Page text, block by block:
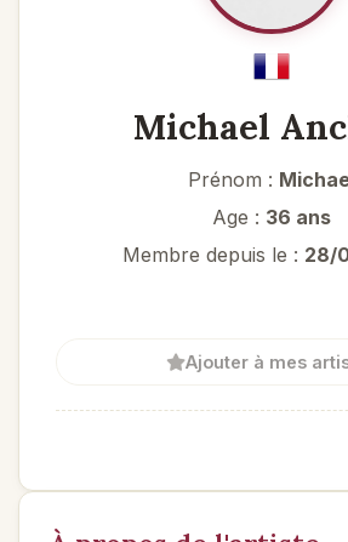
Michael
Prénom :
Age : 36 ans
Membre depuis le : 28/
Ajouter à mes